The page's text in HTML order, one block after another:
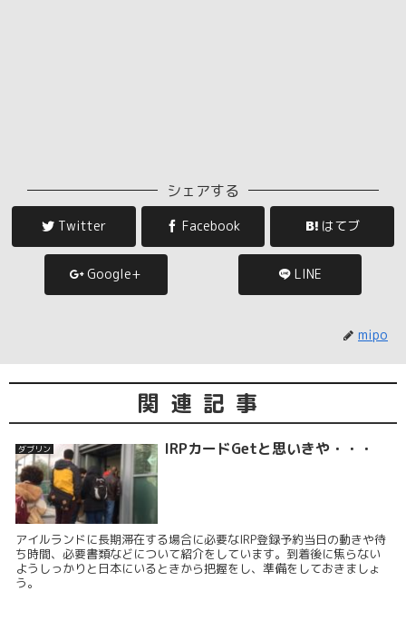
シェアする
Twitter Facebook はてブ
Google+ LINE
mipo
関連記事
ダブリン IRPカードGetと思いきや・・・
アイルランドに長期滞在する場合に必要なIRP登録予約当日の動きや待
ち時間、必要書類などについて紹介をしています。到着後に焦らない
ようしっかりと日本にいるときから把握をし、準備をしておきましょ
う。